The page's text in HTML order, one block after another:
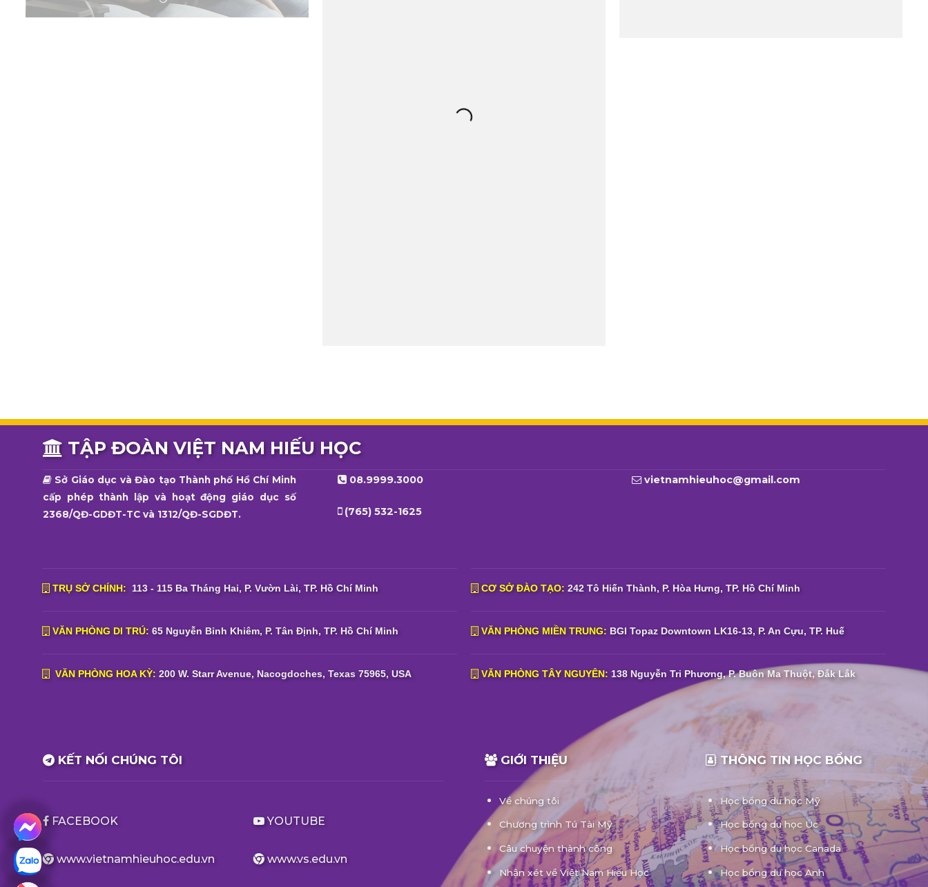
TẬP ĐOÀN VIỆT NAM HIẾU HỌC
Sở Giáo dục và Đào tạo Thành phố Hồ Chí Minh
cấp phép thành lập và hoạt động giáo dục số
2368/QĐ-GDĐT-TC và 1312/QĐ-SGDĐT.
08.9999.3000
(765) 532-1625
vietnamhieuhoc@gmail.com
TRỤ SỞ CHÍNH: 113 - 115 Ba Tháng Hai, P. Vườn Lài, TP. Hồ Chí Minh
VĂN PHÒNG DI TRÚ: 65 Nguyễn Bỉnh Khiêm, P. Tân Định, TP. Hồ Chí Minh
VĂN PHÒNG HOA KỲ: 200 W. Starr Avenue, Nacogdoches, Texas 75965, USA
CƠ SỞ ĐÀO TẠO: 242 Tô Hiến Thành, P. Hòa Hưng, TP. Hồ Chí Minh
VĂN PHÒNG MIỀN TRUNG: BGI Topaz Downtown LK16-13, P. An Cựu, TP. Huế
VĂN PHÒNG TÂY NGUYÊN: 138 Nguyễn Tri Phương, P. Buôn Ma Thuột, Đắk Lắk
KẾT NỐI CHÚNG TÔI
FACEBOOK YOUTUBE
www.vietnamhieuhoc.edu.vn www.vs.edu.vn
GIỚI THIỆU
Về chúng tôi
Chương trình Tú Tài Mỹ
Câu chuyện thành công
Nhận xét về Việt Nam Hiếu Học
THÔNG TIN HỌC BỔNG
Học bổng du học Mỹ
Học bổng du học Úc
Học bổng du học Canada
Học bổng du học Anh